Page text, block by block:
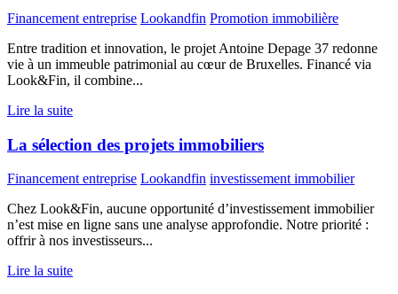
Financement entreprise Lookandfin Promotion immobilière
Entre tradition et innovation, le projet Antoine Depage 37 redonne
vie à un immeuble patrimonial au cœur de Bruxelles. Financé via
Look&Fin, il combine...
Lire la suite
La sélection des projets immobiliers
Financement entreprise Lookandfin investissement immobilier
Chez Look&Fin, aucune opportunité d’investissement immobilier
n’est mise en ligne sans une analyse approfondie. Notre priorité :
offrir à nos investisseurs...
Lire la suite